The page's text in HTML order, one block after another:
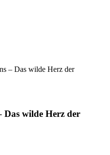
– Das wilde Herz der
wilde Herz der